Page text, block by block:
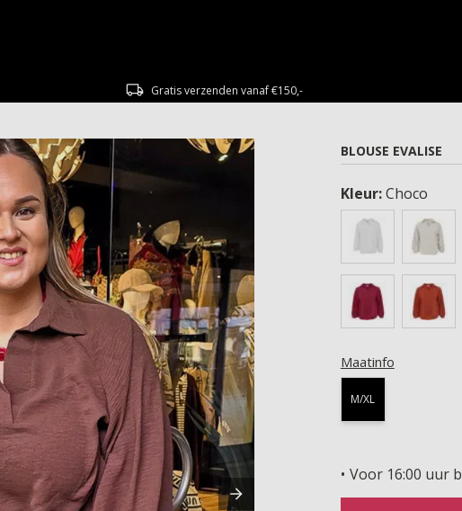
Gratis verzenden vanaf €150,-
BLOUSE EVALISE
Kleur:Choco
Maatinfo
M/XL
Voor 16:00 uur